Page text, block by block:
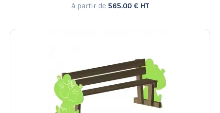
à partir de 565.00 € HT